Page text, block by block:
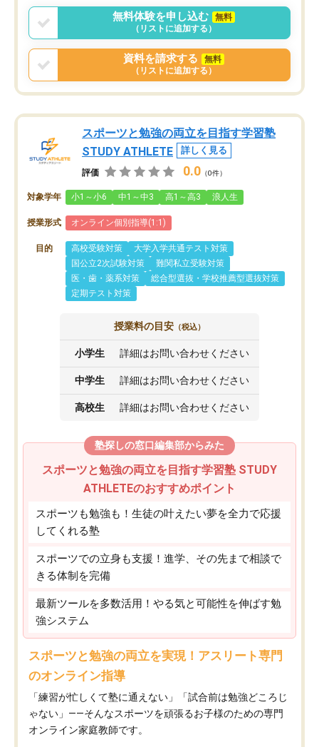
無料体験を申し込む
無料
（リストに追加する）
資料を請求する
無料
（リストに追加する）
スポーツと勉強の両立を目指す学習塾
STUDY ATHLETE
詳しく見る
評価 0.0 （0件）
対象学年 小1～小6 中1～中3 高1～高3 浪人生
授業形式 オンライン個別指導(1:1)
目的 高校受験対策
大学入学共通テスト対策
国公立2次試験対策
難関私立受験対策
医・歯・薬系対策
総合型選抜・学校推薦型選抜対策
定期テスト対策
授業料の目安 （税込）
小学生 詳細はお問い合わせください
中学生 詳細はお問い合わせください
高校生 詳細はお問い合わせください
塾探しの窓口編集部からみた
スポーツと勉強の両立を目指す学習塾 STUDY
ATHLETEのおすすめポイント
スポーツも勉強も！生徒の叶えたい夢を全力で応援
してくれる塾
スポーツでの立身も支援！進学、その先まで相談で
きる体制を完備
最新ツールを多数活用！やる気と可能性を伸ばす勉
強システム
スポーツと勉強の両立を実現！アスリート専門
のオンライン指導
「練習が忙しくて塾に通えない」「試合前は勉強どころじ
ゃない」——そんなスポーツを頑張るお子様のための専門
オンライン家庭教師です。